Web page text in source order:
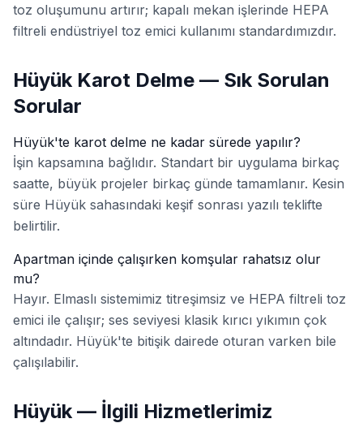
toz oluşumunu artırır; kapalı mekan işlerinde HEPA
filtreli endüstriyel toz emici kullanımı standardımızdır.
Hüyük Karot Delme — Sık Sorulan
Sorular
Hüyük'te karot delme ne kadar sürede yapılır?
İşin kapsamına bağlıdır. Standart bir uygulama birkaç
saatte, büyük projeler birkaç günde tamamlanır. Kesin
süre Hüyük sahasındaki keşif sonrası yazılı teklifte
belirtilir.
Apartman içinde çalışırken komşular rahatsız olur
mu?
Hayır. Elmaslı sistemimiz titreşimsiz ve HEPA filtreli toz
emici ile çalışır; ses seviyesi klasik kırıcı yıkımın çok
altındadır. Hüyük'te bitişik dairede oturan varken bile
çalışılabilir.
Hüyük — İlgili Hizmetlerimiz